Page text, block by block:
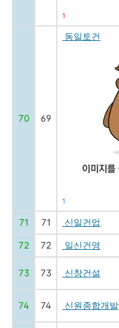
1
70 69
동일토건
1
71 71 신일건업
72
72 일신건영
73 73 신창건설
74 74 신원종합개발